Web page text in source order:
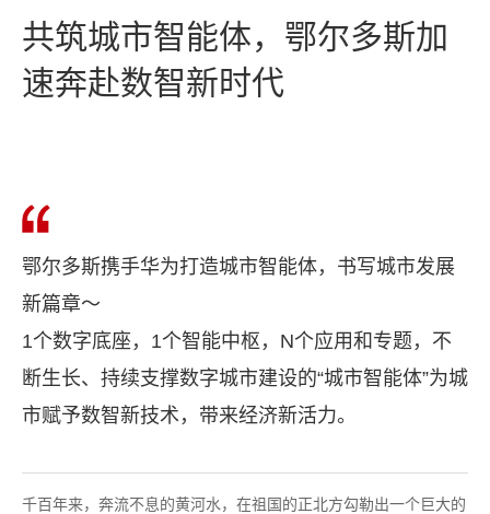
共筑城市智能体，鄂尔多斯加
速奔赴数智新时代
鄂尔多斯携手华为打造城市智能体，书写城市发展
新篇章～
​1个数字底座，1个智能中枢，N个应用和专题，不
断生长、持续支撑数字城市建设的“城市智能体”为城
市赋予数智新技术，带来经济新活力。
千百年来，奔流不息的黄河水，在祖国的正北方勾勒出一个巨大的